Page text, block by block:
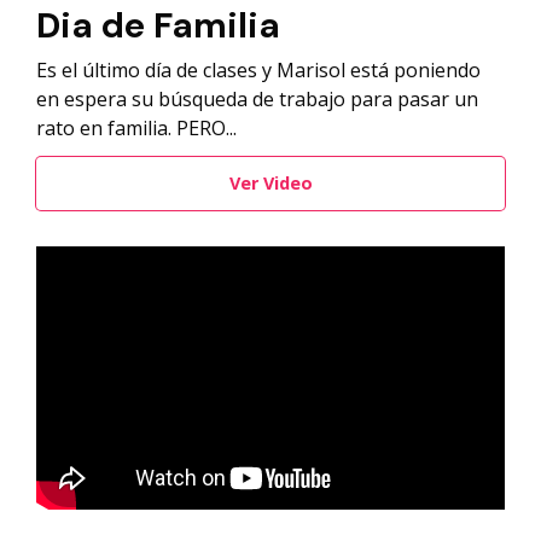
Dia de Familia
Es el último día de clases y Marisol está poniendo
en espera su búsqueda de trabajo para pasar un
rato en familia. PERO...
Ver Video